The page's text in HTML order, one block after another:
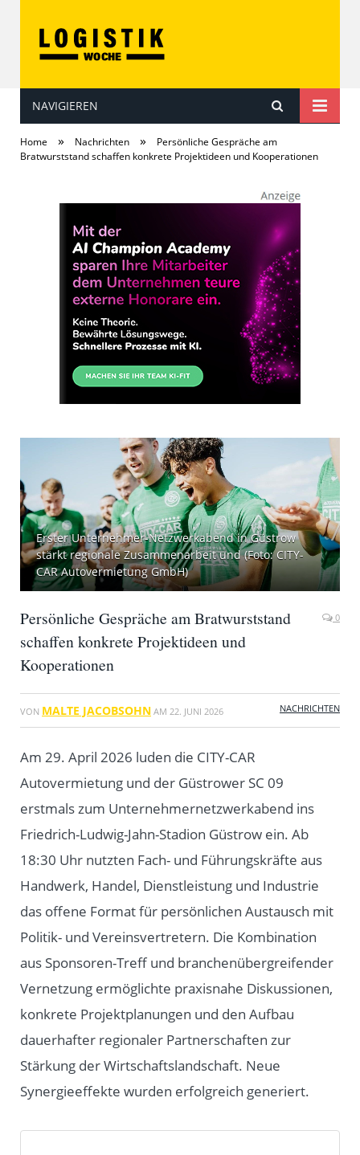
LOGISTIKwoche
NAVIGIEREN
Home » Nachrichten »
Persönliche Gespräche am
Bratwurststand schaffen konkrete Projektideen und Kooperationen
Erster Unternehmer-Netzwerkabend in Güstrow
stärkt regionale Zusammenarbeit und (Foto: CITY-
CAR Autovermietung GmbH)
Persönliche Gespräche am Bratwurststand
schaffen konkrete Projektideen und
Kooperationen
0
VON MALTE JACOBSOHN AM 22. JUNI 2026 NACHRICHTEN
Am 29. April 2026 luden die CITY-CAR
Autovermietung und der Güstrower SC 09
erstmals zum Unternehmernetzwerkabend ins
Friedrich-Ludwig-Jahn-Stadion Güstrow ein. Ab
18:30 Uhr nutzten Fach- und Führungskräfte aus
Handwerk, Handel, Dienstleistung und Industrie
das offene Format für persönlichen Austausch mit
Politik- und Vereinsvertretern. Die Kombination
aus Sponsoren-Treff und branchenübergreifender
Vernetzung ermöglichte praxisnahe Diskussionen,
konkrete Projektplanungen und den Aufbau
dauerhafter regionaler Partnerschaften zur
Stärkung der Wirtschaftslandschaft. Neue
Synergieeffekte wurden erfolgreich generiert.